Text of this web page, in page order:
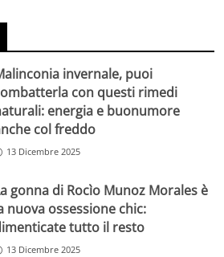
invernale, puoi
con questi rimedi
energia e buonumore
col freddo
13 Dicembre 2025
gonna di Rocìo Munoz Morales è
nuova ossessione chic:
tutto il resto
13 Dicembre 2025